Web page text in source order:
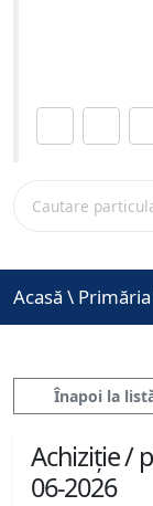
Acasă \ Primăria
Înapoi la
Achiziție /
06-2026